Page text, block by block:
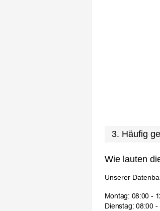
3. Häufig
Wie lauten
Unserer